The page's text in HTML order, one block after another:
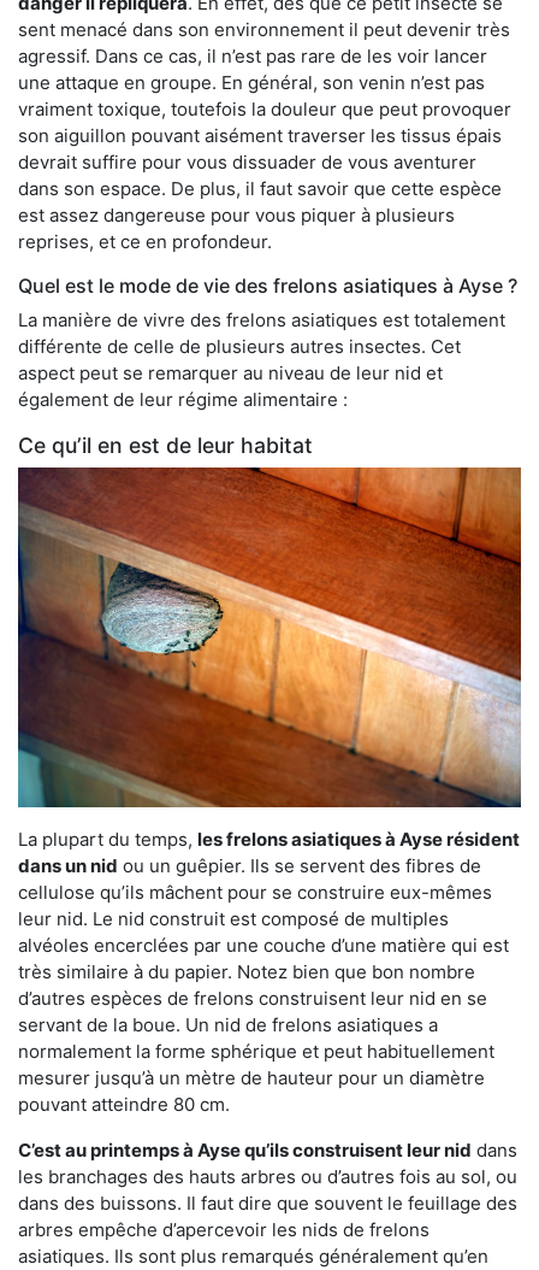
sent menacé dans son environnement il peut devenir très
agressif. Dans ce cas, il n’est pas rare de les voir lancer
une attaque en groupe. En général, son venin n’est pas
vraiment toxique, toutefois la douleur que peut provoquer
son aiguillon pouvant aisément traverser les tissus épais
devrait suffire pour vous dissuader de vous aventurer
dans son espace. De plus, il faut savoir que cette espèce
est assez dangereuse pour vous piquer à plusieurs
reprises, et ce en profondeur.
Quel est le mode de vie des frelons asiatiques à Ayse ?
La manière de vivre des frelons asiatiques est totalement
différente de celle de plusieurs autres insectes. Cet
aspect peut se remarquer au niveau de leur nid et
également de leur régime alimentaire :
Ce qu’il en est de leur habitat
La plupart du temps, les frelons asiatiques à Ayse résident
dans un nid ou un guêpier. Ils se servent des fibres de
cellulose qu’ils mâchent pour se construire eux-mêmes
leur nid. Le nid construit est composé de multiples
alvéoles encerclées par une couche d’une matière qui est
très similaire à du papier. Notez bien que bon nombre
d’autres espèces de frelons construisent leur nid en se
servant de la boue. Un nid de frelons asiatiques a
normalement la forme sphérique et peut habituellement
mesurer jusqu’à un mètre de hauteur pour un diamètre
pouvant atteindre 80 cm.
C’est au printemps à Ayse qu’ils construisent leur nid dans
les branchages des hauts arbres ou d’autres fois au sol, ou
dans des buissons. Il faut dire que souvent le feuillage des
arbres empêche d’apercevoir les nids de frelons
asiatiques. Ils sont plus remarqués généralement qu’en